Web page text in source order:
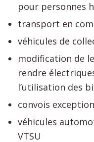
pour personnes
transport en
véhicules de
modification de
rendre
l’utilisation des
convois
véhicules
VTSU